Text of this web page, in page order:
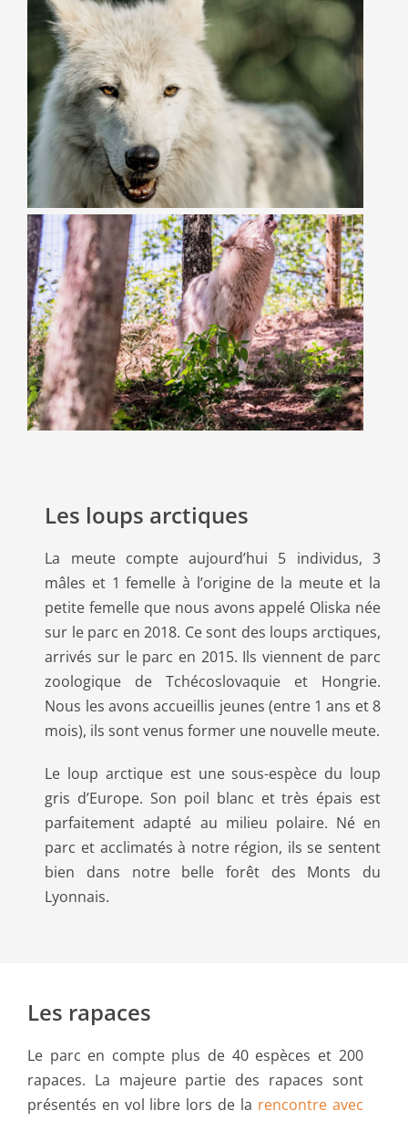
Les loups arctiques
La meute compte aujourd’hui 5 individus, 3
mâles et 1 femelle à l’origine de la meute et la
petite femelle que nous avons appelé Oliska née
sur le parc en 2018. Ce sont des loups arctiques,
arrivés sur le parc en 2015. Ils viennent de parc
zoologique de Tchécoslovaquie et Hongrie.
Nous les avons accueillis jeunes (entre 1 ans et 8
mois), ils sont venus former une nouvelle meute.
Le loup arctique est une sous-espèce du loup
gris d’Europe. Son poil blanc et très épais est
parfaitement adapté au milieu polaire. Né en
parc et acclimatés à notre région, ils se sentent
bien dans notre belle forêt des Monts du
Lyonnais.
Les rapaces
Le parc en compte plus de 40 espèces et 200
rapaces. La majeure partie des rapaces sont
présentés en vol libre lors de la rencontre avec